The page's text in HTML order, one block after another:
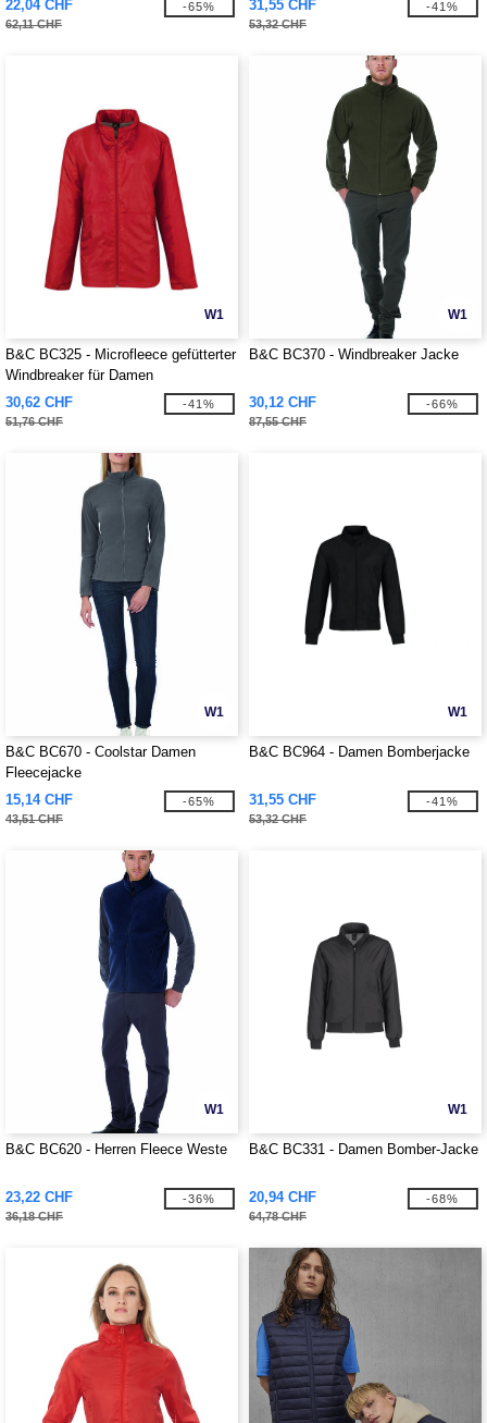
22,04 CHF
62,11 CHF
-65% 31,55 CHF
53,32 CHF
-41%
W1
B&C BC325 - Microfleece gefütterter
Windbreaker für Damen
30,62 CHF
51,76 CHF
-41%
W1
B&C BC370 - Windbreaker Jacke
30,12 CHF
87,55 CHF
-66%
W1
B&C BC670 - Coolstar Damen
Fleecejacke
15,14 CHF
43,51 CHF
-65%
W1
B&C BC964 - Damen Bomberjacke
31,55 CHF
53,32 CHF
-41%
W1
B&C BC620 - Herren Fleece Weste
23,22 CHF
36,18 CHF
-36%
W1
B&C BC331 - Damen Bomber-Jacke
20,94 CHF
64,78 CHF
-68%